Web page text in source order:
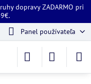
dopravy ZADARMO pri
Panel používateľa